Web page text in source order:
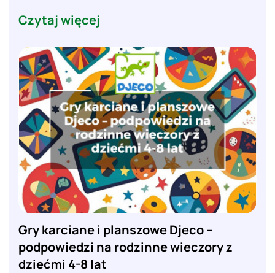
Czytaj więcej
Gry karciane i planszowe Djeco –
podpowiedzi na rodzinne wieczory z
dziećmi 4-8 lat